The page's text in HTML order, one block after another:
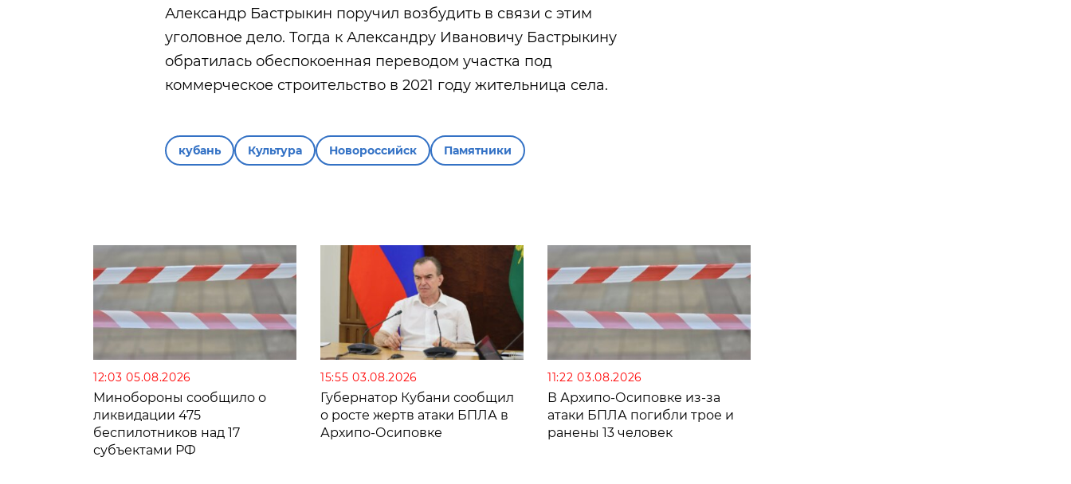
Александр Бастрыкин поручил возбудить в связи с этим
уголовное дело. Тогда к Александру Ивановичу Бастрыкину
обратилась обеспокоенная переводом участка под
коммерческое строительство в 2021 году жительница села.
кубань Культура Новороссийск Памятники
12:03 05.08.2026
Минобороны сообщило о
ликвидации 475
беспилотников над 17
субъектами РФ
15:55 03.08.2026
Губернатор Кубани сообщил
о росте жертв атаки БПЛА в
Архипо-Осиповке
11:22 03.08.2026
В Архипо-Осиповке из-за
атаки БПЛА погибли трое и
ранены 13 человек